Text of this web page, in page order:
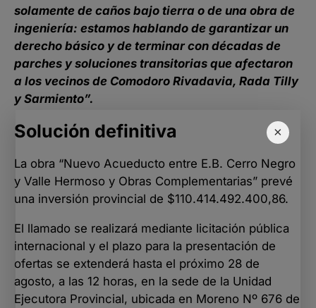
×
solamente de caños bajo tierra o de una obra de
ingeniería: estamos hablando de garantizar un
derecho básico y de terminar con décadas de
parches y soluciones transitorias que afectaron
a los vecinos de Comodoro Rivadavia, Rada Tilly
y Sarmiento”.
Solución definitiva
La obra “Nuevo Acueducto entre E.B. Cerro Negro
y Valle Hermoso y Obras Complementarias” prevé
una inversión provincial de $110.414.492.400,86.
El llamado se realizará mediante licitación pública
internacional y el plazo para la presentación de
ofertas se extenderá hasta el próximo 28 de
agosto, a las 12 horas, en la sede de la Unidad
Ejecutora Provincial, ubicada en Moreno Nº 676 de